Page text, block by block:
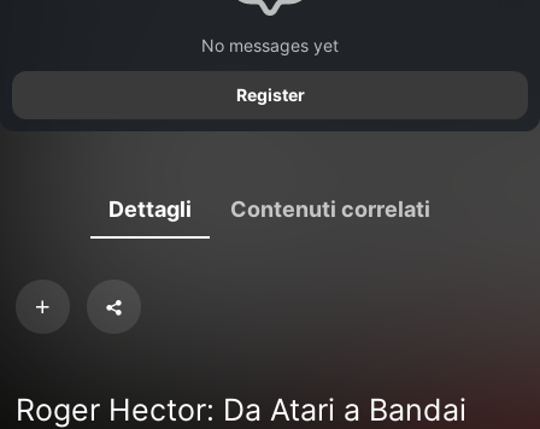
No messages yet
Register
Dettagli Contenuti correlati
Roger Hector: Da Atari a Bandai